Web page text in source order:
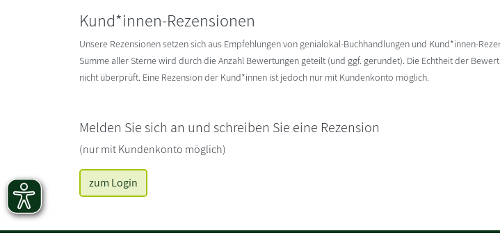
Kund*innen-Rezensionen
Unsere Rezensionen setzen sich aus Empfehlungen von genialokal-Buchhandlungen und Kund*innen-
Summe aller Sterne wird durch die Anzahl Bewertungen geteilt (und ggf. gerundet). Die Echtheit der
nicht überprüft. Eine Rezension der Kund*innen ist jedoch nur mit Kundenkonto möglich.
Melden Sie sich an und schreiben Sie eine Rezension
(nur mit Kundenkonto möglich)
zum Login